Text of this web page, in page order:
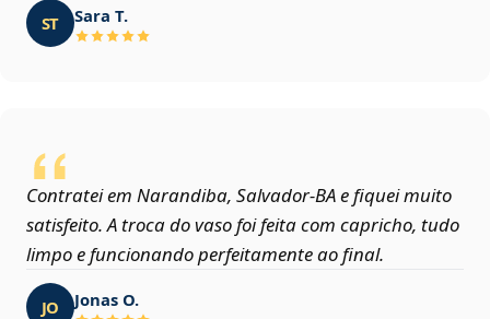
ST Sara T.
Contratei em Narandiba, Salvador‑BA e fiquei muito
satisfeito. A troca do vaso foi feita com capricho, tudo
limpo e funcionando perfeitamente ao final.
JO Jonas O.